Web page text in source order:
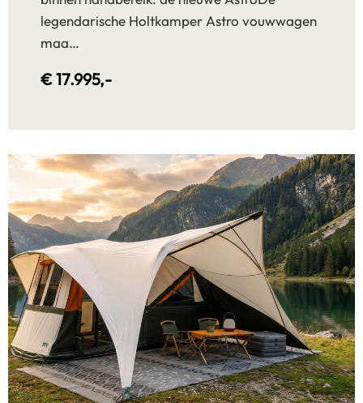
legendarische Holtkamper Astro vouwwagen
maa…
€ 17.995,-